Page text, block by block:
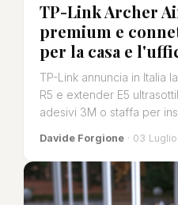
TP-Link Archer
premium e
per la casa e
TP-Link annuncia in Italia
R5 e extender E5
adesivi 3M o staffa per
Davide Forgione · 03